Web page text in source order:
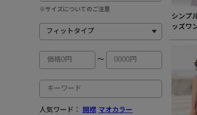
※サイズについてのご注意
～
人気ワード： 開襟 マオカラー
シンプ
ッズワ